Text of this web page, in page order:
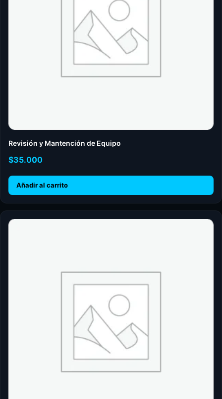
Revisión y Mantención de Equipo
$35.000
Añadir al carrito